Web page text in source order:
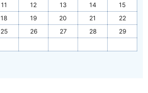
11 12 13 14
15
18 19 20 21
22
25 26 27 28
29